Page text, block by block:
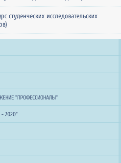
исследовательских
"ПРОФЕССИОНАЛЫ"
2020"